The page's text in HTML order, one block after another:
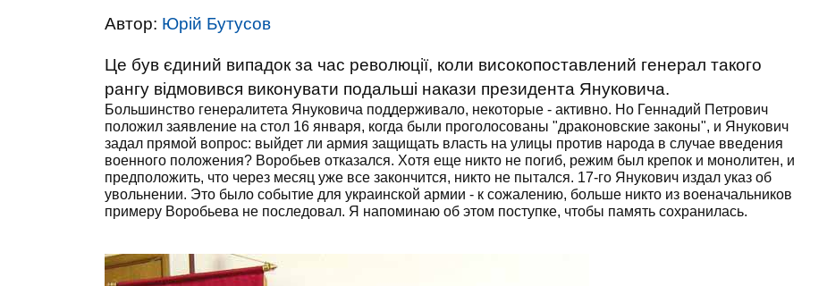
Автор: Юрій Бутусов
Це був єдиний випадок за час революції, коли високопоставлений генерал такого
рангу відмовився виконувати подальші накази президента Януковича.
Большинство генералитета Януковича поддерживало, некоторые - активно. Но Геннадий Петрович
положил заявление на стол 16 января, когда были проголосованы "драконовские законы", и Янукович
задал прямой вопрос: выйдет ли армия защищать власть на улицы против народа в случае введения
военного положения? Воробьев отказался. Хотя еще никто не погиб, режим был крепок и монолитен, и
предположить, что через месяц уже все закончится, никто не пытался. 17-го Янукович издал указ об
увольнении. Это было событие для украинской армии - к сожалению, больше никто из военачальников
примеру Воробьева не последовал. Я напоминаю об этом поступке, чтобы память сохранилась.